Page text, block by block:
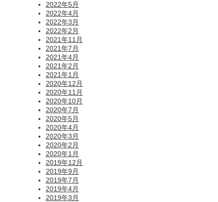
2022年5月
2022年4月
2022年3月
2022年2月
2021年11月
2021年7月
2021年4月
2021年2月
2021年1月
2020年12月
2020年11月
2020年10月
2020年7月
2020年5月
2020年4月
2020年3月
2020年2月
2020年1月
2019年12月
2019年9月
2019年7月
2019年4月
2019年3月